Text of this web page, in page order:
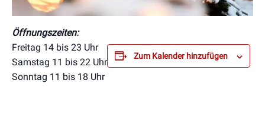
Öffnungszeiten:
Freitag 14 bis 23 Uhr
Samstag 11 bis 22 Uhr
Sonntag 11 bis 18 Uhr
Zum Kalender hinzufügen